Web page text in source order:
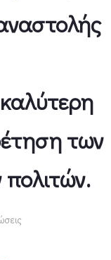
των
πολιτών.